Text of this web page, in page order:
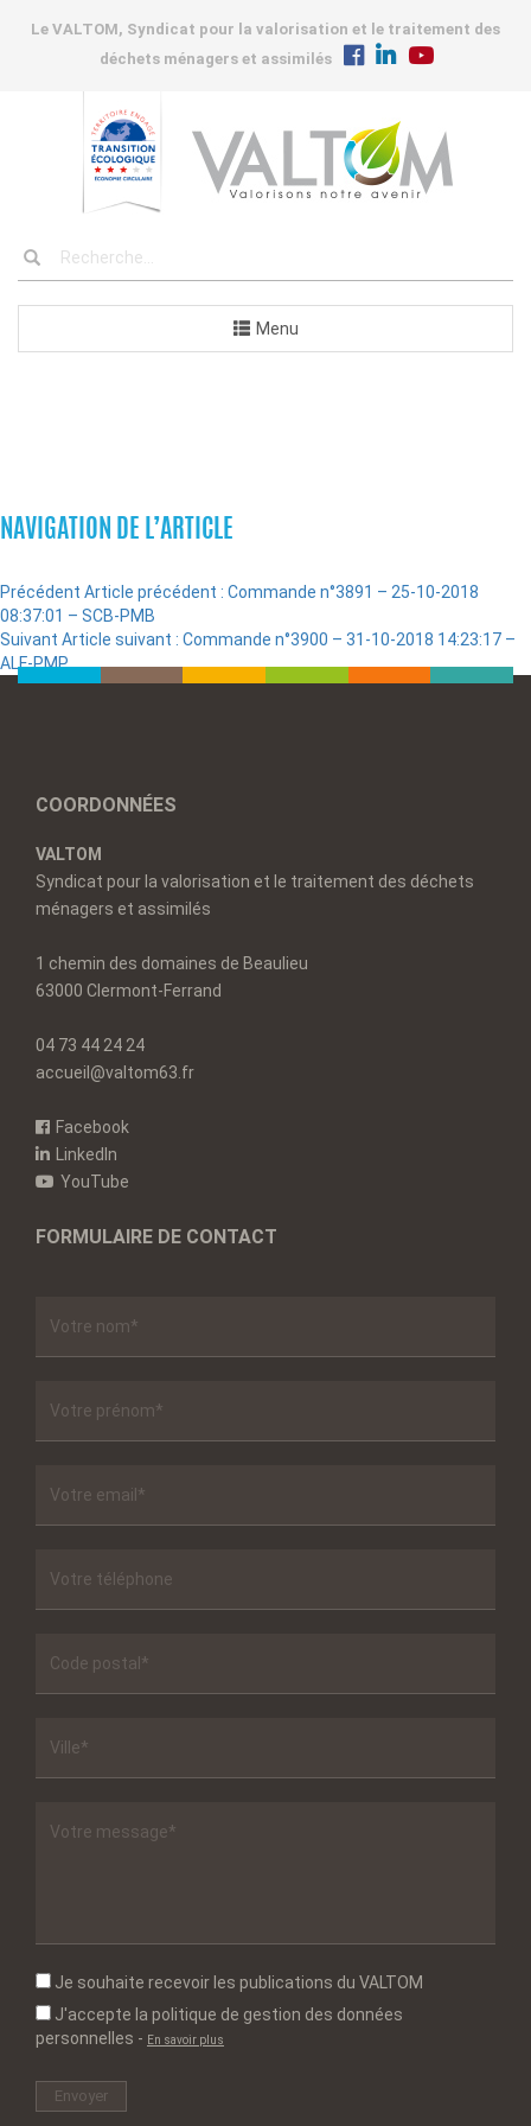
Le VALTOM, Syndicat pour la valorisation et le traitement des
déchets ménagers et assimilés
Menu
NAVIGATION DE L’ARTICLE
Précédent Article précédent : Commande n°3891 – 25-10-2018
08:37:01 – SCB-PMB
Suivant Article suivant : Commande n°3900 – 31-10-2018 14:23:17 –
ALF-PMP
COORDONNÉES
VALTOM
Syndicat pour la valorisation et le traitement des déchets
ménagers et assimilés
1 chemin des domaines de Beaulieu
63000 Clermont-Ferrand
04 73 44 24 24
accueil@valtom63.fr
Facebook
LinkedIn
YouTube
FORMULAIRE DE CONTACT
Je souhaite recevoir les publications du VALTOM
J'accepte la politique de gestion des données
personnelles - En savoir plus